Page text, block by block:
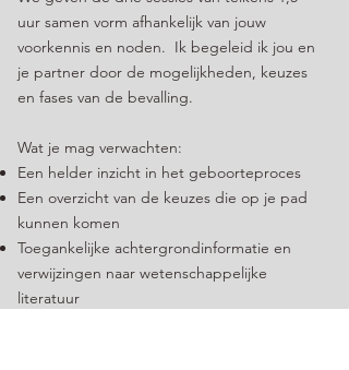
uur samen vorm afhankelijk van jouw
voorkennis en noden. Ik begeleid ik jou en
je partner door de mogelijkheden, keuzes
en fases van de bevalling.
Wat je mag verwachten:
Een helder inzicht in het geboorteproces
Een overzicht van de keuzes die op je pad
kunnen komen
Toegankelijke achtergrondinformatie en
verwijzingen naar wetenschappelijke
literatuur